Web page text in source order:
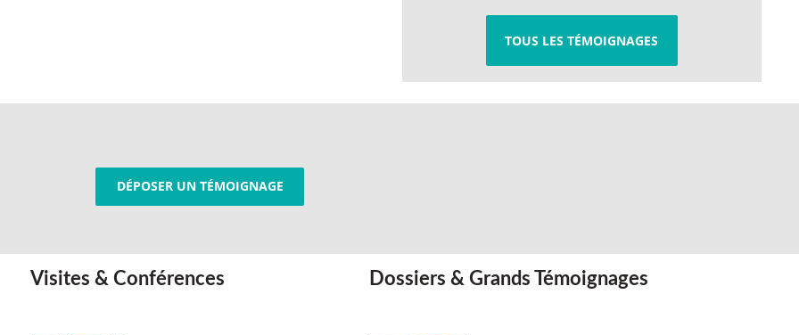
TOUS LES TÉMOIGNAGES
DÉPOSER UN TÉMOIGNAGE
Visites & Conférences Dossiers & Grands Témoignages